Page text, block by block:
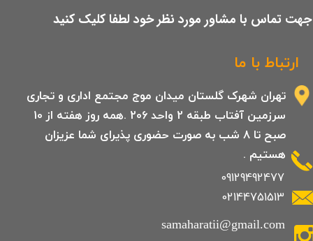
ارتباط با ما
09129492477
02144751513
تهران شهرک گلستان میدان موج مجتمع اداری و تجاری
سرزمین آفتاب طبقه 2 واحد 206 .همه روز هفته از 10
صبح تا 8 شب به صورت حضوری پذیرای شما عزیزان
هستیم .
samaharatii@gmail.com
​جهت تماس با مشاور مورد نظر خود لطفا کلیک کنید